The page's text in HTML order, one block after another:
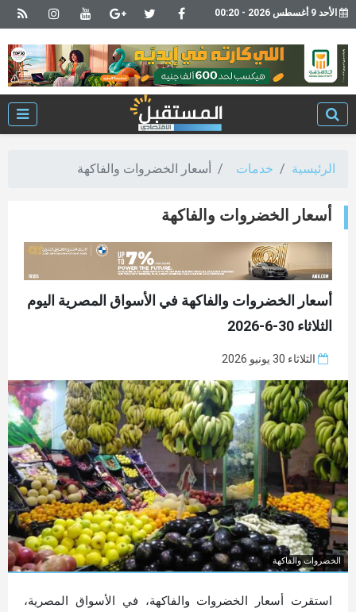
الأحد 9 أغسطس 2026 - 00:20
الرئيسية خدمات أسعار الخضروات والفاكهة
أسعار الخضروات والفاكهة
أسعار الخضروات والفاكهة في الأسواق المصرية اليوم
الثلاثاء 30-6-2026
الثلاثاء 30 يونيو 2026
الخضروات والفاكهة
استقرت أسعار الخضروات والفاكهة، في الأسواق المصرية،